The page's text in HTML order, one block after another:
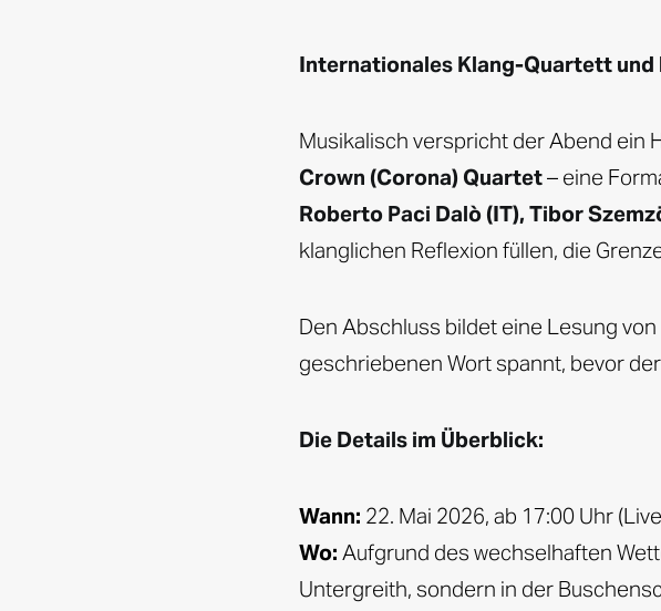
Internationales Klang-Quartett
Musikalisch verspricht der Abend ein
Crown (Corona) Quartet– eine
Roberto Paci Dalò (IT), Tibor
klanglichen Reflexion füllen, die
Den Abschluss bildet eine Lesung
geschriebenen Wort spannt, bevor
Die Details im Überblick:
Wann: 22. Mai 2026, ab 17:00 Uhr
Wo: Aufgrund des wechselhaften
Untergreith, sondern in der